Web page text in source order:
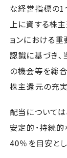
な経営指標の1
上に資する株
ョンにおける重
認識に基づき
の機会等を総
株主還元の充
配当について
安定的・持続
40％を目安と